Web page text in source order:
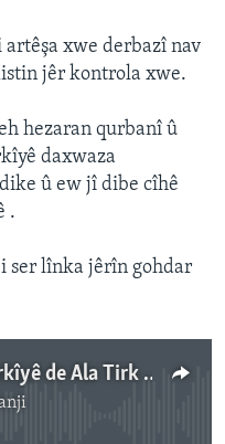
xwe derbazî nav
jêr kontrola xwe.
hezaran qurbanî û
daxwaza
û ew jî dibe cîhê
.
ser lînka jêrîn gohdar
Li Herêmên Jêr kontrola Tirkîyê de Ala Tirk Hat Şewitandin
available